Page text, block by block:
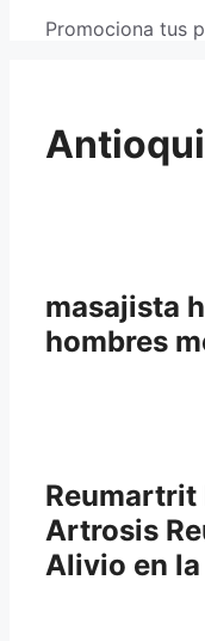
Promociona tus
masajista
hombres
Artrosis
Alivio en